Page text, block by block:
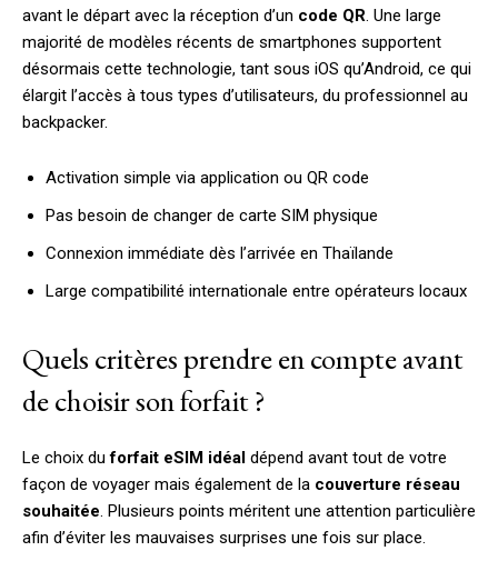
avant le départ avec la réception d’un code QR. Une large
majorité de modèles récents de smartphones supportent
désormais cette technologie, tant sous iOS qu’Android, ce qui
élargit l’accès à tous types d’utilisateurs, du professionnel au
backpacker.
Activation simple via application ou QR code
Pas besoin de changer de carte SIM physique
Connexion immédiate dès l’arrivée en Thaïlande
Large compatibilité internationale entre opérateurs locaux
Quels critères prendre en compte avant
de choisir son forfait ?
Le choix duforfait eSIM idéal dépend avant tout de votre
façon de voyager mais également de la couverture réseau
souhaitée. Plusieurs points méritent une attention particulière
afin d’éviter les mauvaises surprises une fois sur place.